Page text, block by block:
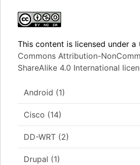
This content is licensed under a
Commons Attribution-
ShareAlike 4.0 International
Android (1)
Cisco (14)
DD-WRT (2)
Drupal (1)